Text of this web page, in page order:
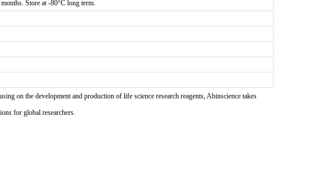
Store at -80°C long term.
on the development and production of life science research reagents, Abinscience takes
for global researchers.